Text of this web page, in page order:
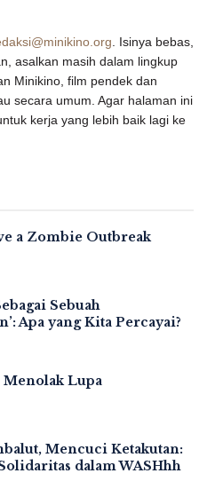
. Isinya bebas,
asalkan masih dalam lingkup
Minikino, film pendek dan
secara umum. Agar halaman ini
kerja yang lebih baik lagi ke
a Zombie Outbreak
Sebuah
Apa yang Kita Percayai?
Lupa
Mencuci Ketakutan:
dalam WASHhh